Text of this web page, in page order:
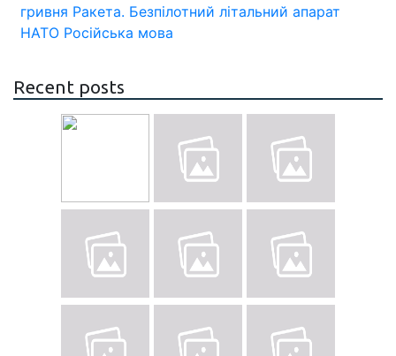
гривня Ракета. Безпілотний літальний апарат
НАТО Російська мова
Recent posts